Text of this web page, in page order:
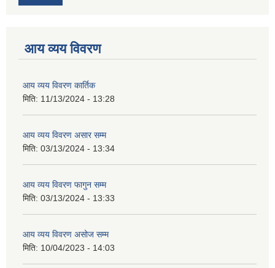
आय व्यय विवरण
आय व्यय विवरण कार्तिक
मिति: 11/13/2024 - 13:28
आय व्यय विवरण असार सम्म
मिति: 03/13/2024 - 13:34
आय व्यय विवरण फागुन सम्म
मिति: 03/13/2024 - 13:33
आय व्यय विवरण असोज सम्म
मिति: 10/04/2023 - 14:03